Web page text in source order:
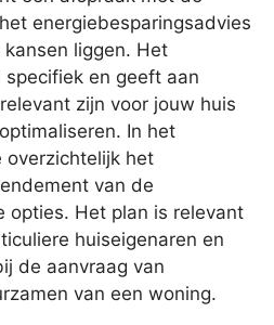
energiebesparingsadvies
liggen. Het
en geeft aan
zijn voor jouw huis
In het
overzichtelijk het
van de
opties. Het plan is relevant
huiseigenaren en
de aanvraag van
van een woning.